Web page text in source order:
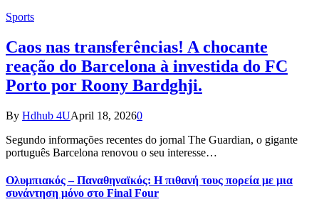
Sports
Caos nas transferências! A chocante
reação do Barcelona à investida do FC
Porto por Roony Bardghji.
By Hdhub 4UApril 18, 20260
Segundo informações recentes do jornal The Guardian, o gigante
português Barcelona renovou o seu interesse…
Ολυμπιακός – Παναθηναϊκός: Η πιθανή τους πορεία με μια
συνάντηση μόνο στο Final Four